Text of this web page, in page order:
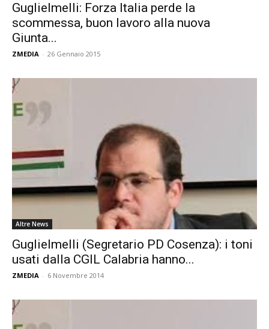
Guglielmelli: Forza Italia perde la
scommessa, buon lavoro alla nuova
Giunta...
ZMEDIA - 26 Gennaio 2015
Altre News
Guglielmelli (Segretario PD Cosenza): i toni
usati dalla CGIL Calabria hanno...
ZMEDIA - 6 Novembre 2014